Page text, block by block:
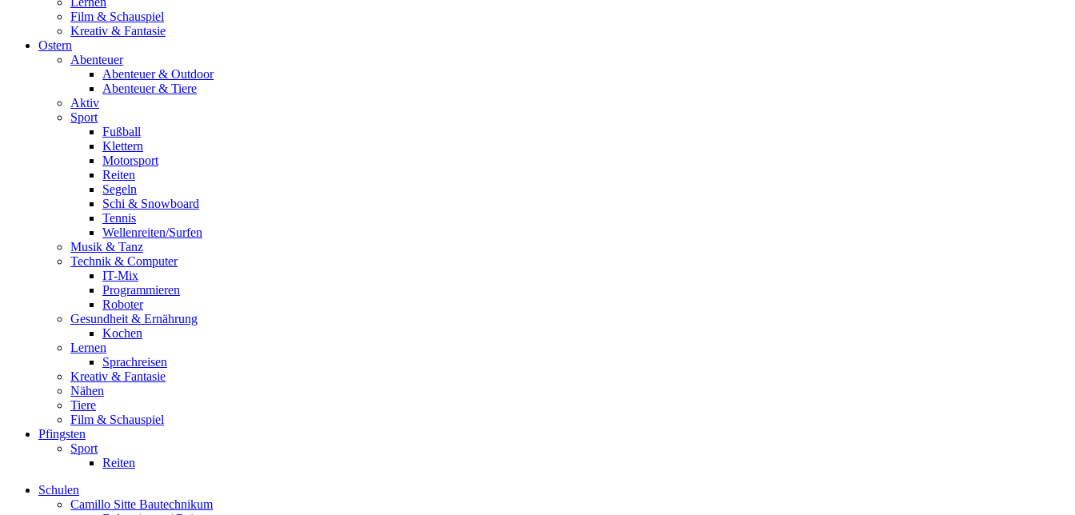
Film & Schauspiel
Kreativ & Fantasie
Ostern
Abenteuer
Abenteuer & Outdoor
Abenteuer & Tiere
Aktiv
Sport
Fußball
Klettern
Motorsport
Reiten
Segeln
Schi & Snowboard
Tennis
Wellenreiten/Surfen
Musik & Tanz
Technik & Computer
IT-Mix
Programmieren
Roboter
Gesundheit & Ernährung
Kochen
Lernen
Sprachreisen
Kreativ & Fantasie
Nähen
Tiere
Film & Schauspiel
Pfingsten
Sport
Reiten
Schulen
Camillo Sitte Bautechnikum